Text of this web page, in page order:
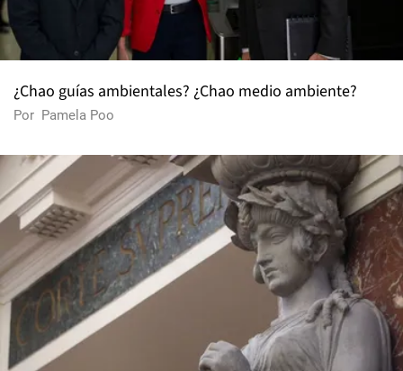
¿Chao guías ambientales? ¿Chao medio ambiente?
Por Pamela Poo